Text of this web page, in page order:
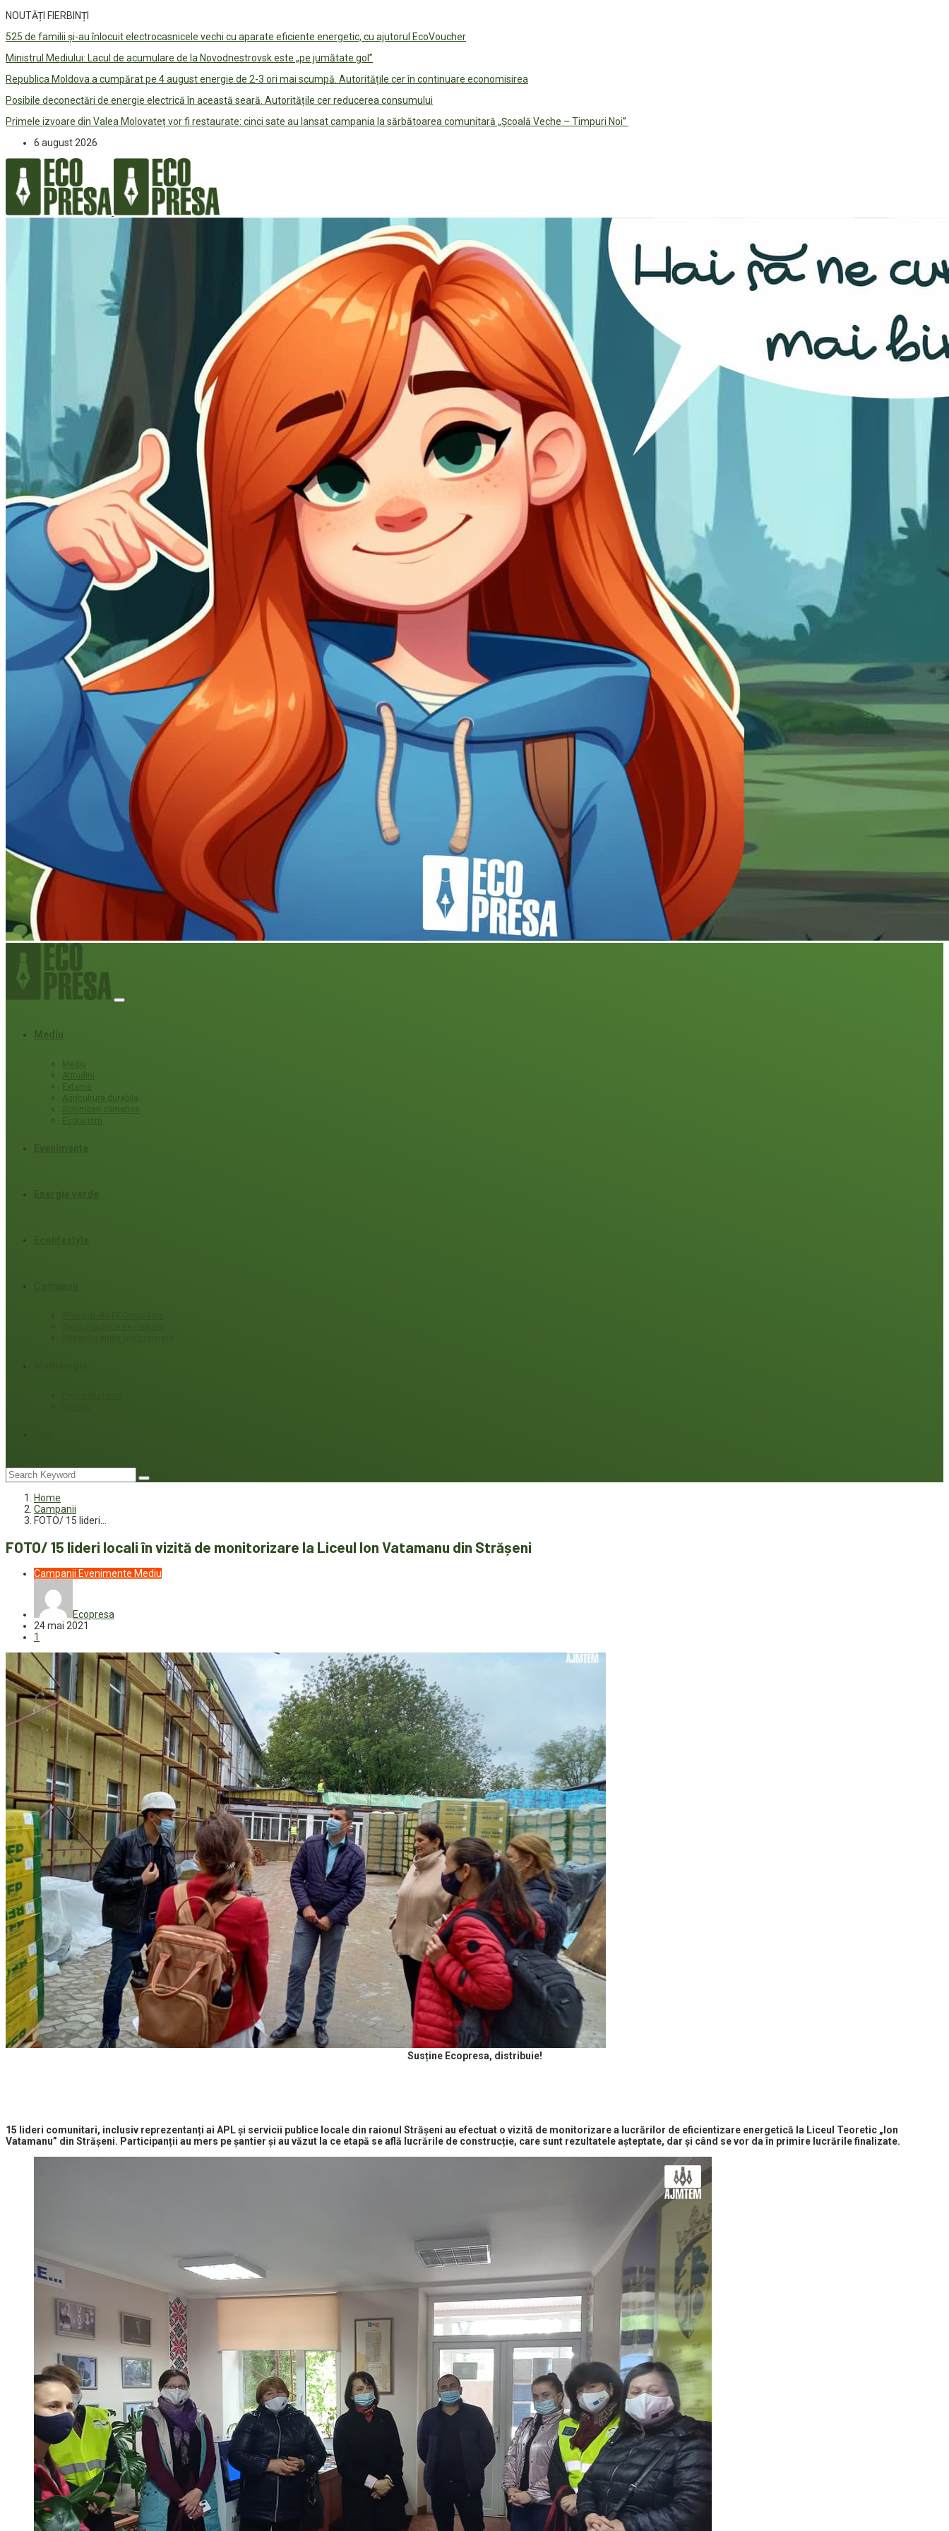
NOUTĂȚI FIERBINȚI
525 de familii și-au înlocuit electrocasnicele vechi cu aparate eficiente energetic, cu ajutorul EcoVoucher
Ministrul Mediului: Lacul de acumulare de la Novodnestrovsk este „pe jumătate gol”
Republica Moldova a cumpărat pe 4 august energie de 2-3 ori mai scumpă. Autoritățile cer în continuare economisirea
Posibile deconectări de energie electrică în această seară. Autoritățile cer reducerea consumului
Primele izvoare din Valea Molovateț vor fi restaurate: cinci sate au lansat campania la sărbătoarea comunitară „Școală Veche – Timpuri Noi”
6 august 2026
Mediu
Mediu
Atitudini
Externe
Agricultura durabila
Schimbari climatice
Ecoturism
Home
Campanii
FOTO/ 15 lideri…
FOTO/ 15 lideri locali în vizită de monitorizare la Liceul Ion Vatamanu din Strășeni
Campanii Evenimente Mediu
Ecopresa
24 mai 2021
1
Susține Ecopresa, distribuie!
15 lideri comunitari, inclusiv reprezentanți ai APL și servicii publice locale din raionul Strășeni au efectuat o vizită de monitorizare a lucrărilor de eficientizare energetică la Liceul Teoretic „Ion
Vatamanu” din Strășeni. Participanții au mers pe șantier și au văzut la ce etapă se află lucrările de construcție, care sunt rezultatele așteptate, dar și când se vor da în primire lucrările finalizate.